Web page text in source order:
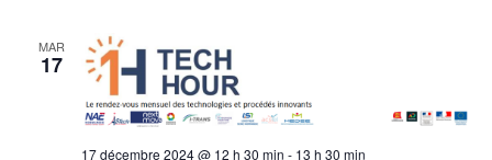
MAR
17
17 décembre 2024 @ 12 h 30 min - 13 h 30 min